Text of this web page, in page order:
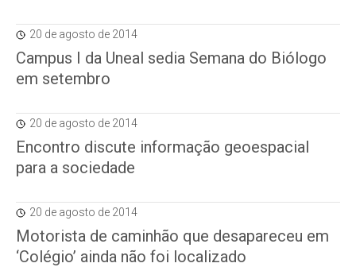
20 de agosto de 2014
Campus I da Uneal sedia Semana do Biólogo
em setembro
20 de agosto de 2014
Encontro discute informação geoespacial
para a sociedade
20 de agosto de 2014
Motorista de caminhão que desapareceu em
‘Colégio’ ainda não foi localizado